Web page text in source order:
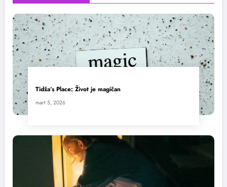
Tidža’s Place: Život je magičan
mart 5, 2026